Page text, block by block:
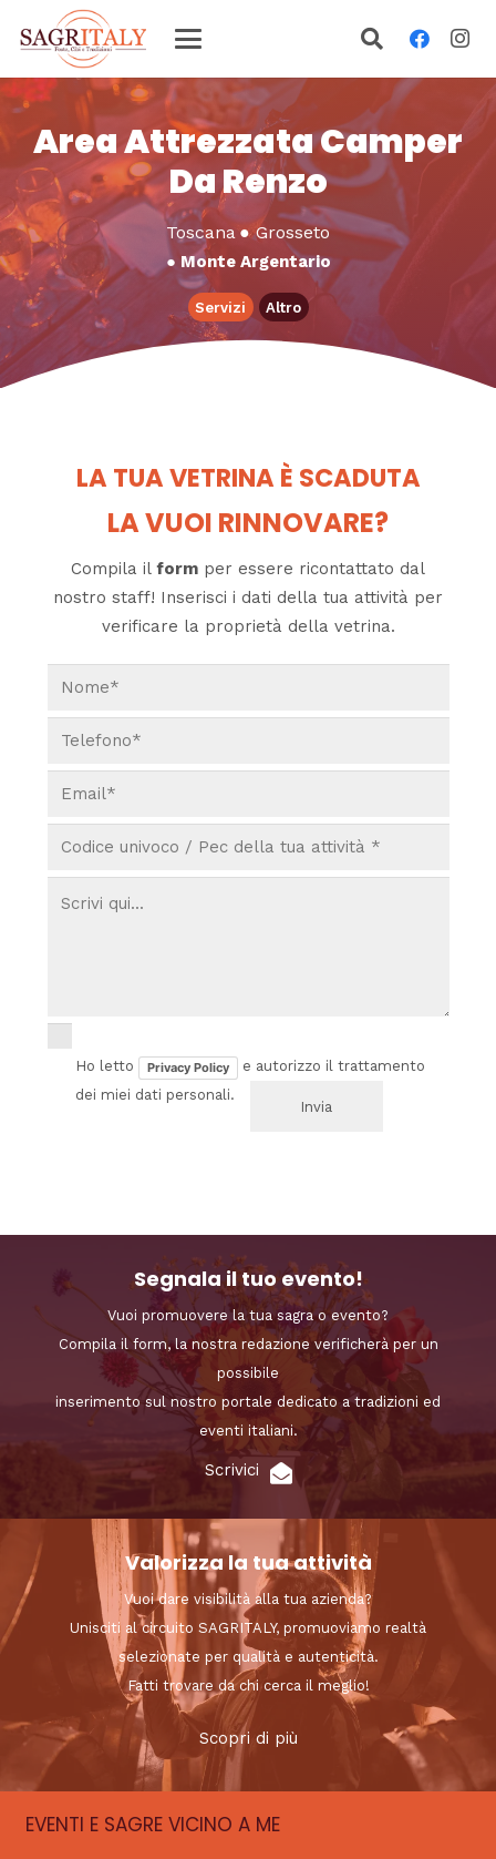
Area Attrezzata Camper
Da Renzo
Toscana ●Grosseto
● Monte Argentario
Servizi Altro
LA TUA VETRINA È SCADUTA
LA VUOI RINNOVARE?
Compila il form per essere ricontattato dal
nostro staff! Inserisci i dati della tua attività per
verificare la proprietà della vetrina.
Ho letto Privacy Policy
e autorizzo il trattamento
dei miei dati personali.
Segnala il tuo evento!
Vuoi promuovere la tua sagra o evento?
Compila il form, la nostra redazione verificherà per un
possibile
inserimento sul nostro portale dedicato a tradizioni ed
eventi italiani.
Scrivici
Valorizza la tua attività
Vuoi dare visibilità alla tua azienda?
Unisciti al circuito SAGRITALY, promuoviamo realtà
selezionate per qualità e autenticità.
Fatti trovare da chi cerca il meglio!
Scopri di più
EVENTI E SAGRE VICINO A ME